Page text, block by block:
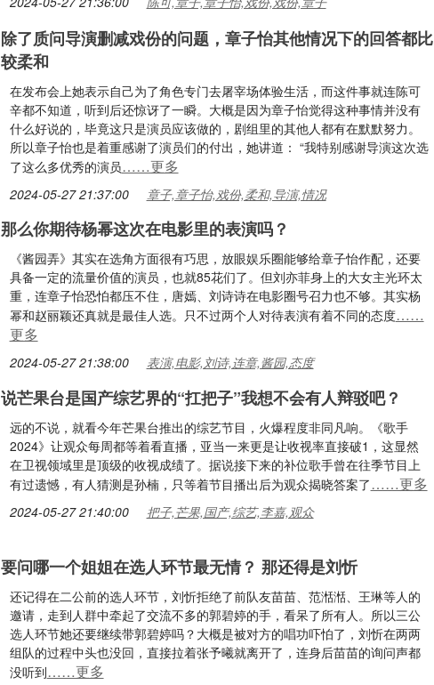
除了质问导演删减戏份的问题，章子怡其他情况下的回答都比
较柔和
在发布会上她表示自己为了角色专门去屠宰场体验生活，而这件事就连陈可
辛都不知道，听到后还惊讶了一瞬。大概是因为章子怡觉得这种事情并没有
什么好说的，毕竟这只是演员应该做的，剧组里的其他人都有在默默努力。
所以章子怡也是着重感谢了演员们的付出，她讲道： “我特别感谢导演这次选
了这么多优秀的演员……更多
2024-05-27 21:37:00 章子,章子怡,戏份,柔和,导演,情况
那么你期待杨幂这次在电影里的表演吗？
《酱园弄》其实在选角方面很有巧思，放眼娱乐圈能够给章子怡作配，还要
具备一定的流量价值的演员，也就85花们了。但刘亦菲身上的大女主光环太
重，连章子怡恐怕都压不住，唐嫣、刘诗诗在电影圈号召力也不够。其实杨
幂和赵丽颖还真就是最佳人选。只不过两个人对待表演有着不同的态度……
更多
2024-05-27 21:38:00 表演,电影,刘诗,连章,酱园,态度
说芒果台是国产综艺界的“扛把子”我想不会有人辩驳吧？
远的不说，就看今年芒果台推出的综艺节目，火爆程度非同凡响。《歌手
2024》让观众每周都等着看直播，亚当一来更是让收视率直接破1，这显然
在卫视领域里是顶级的收视成绩了。据说接下来的补位歌手曾在往季节目上
有过遗憾，有人猜测是孙楠，只等着节目播出后为观众揭晓答案了……更多
2024-05-27 21:40:00 把子,芒果,国产,综艺,李嘉,观众
要问哪一个姐姐在选人环节最无情？ 那还得是刘忻
还记得在二公前的选人环节，刘忻拒绝了前队友苗苗、范湉湉、王琳等人的
邀请，走到人群中牵起了交流不多的郭碧婷的手，看呆了所有人。所以三公
选人环节她还要继续带郭碧婷吗？大概是被对方的唱功吓怕了，刘忻在两两
组队的过程中头也没回，直接拉着张予曦就离开了，连身后苗苗的询问声都
没听到……更多